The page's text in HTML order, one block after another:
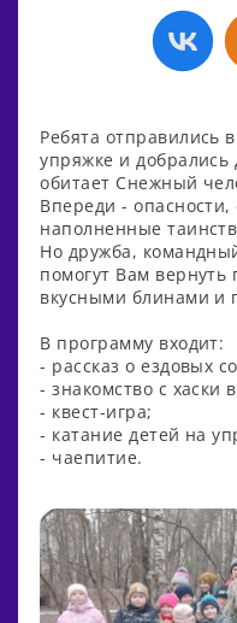
Ребята отправились
упряжке и добрались
обитает Снежный
Впереди -
наполненные
Но дружба,
помогут Вам вернуть
вкусными блинами и
В программу входит:
- рассказ о ездовых
- знакомство с хаски
- квест-игра;
- катание детей на
- чаепитие.